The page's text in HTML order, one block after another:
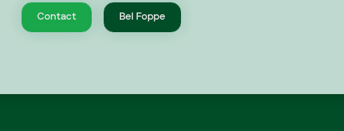
Contact Bel Foppe